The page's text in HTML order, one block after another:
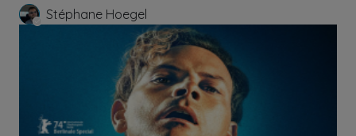
Stéphane Hoegel